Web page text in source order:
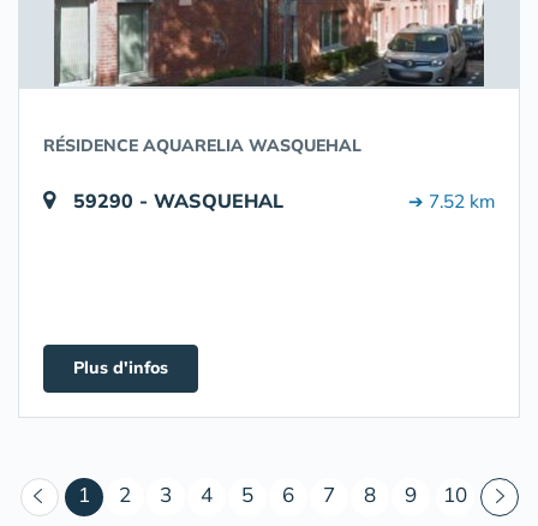
RÉSIDENCE AQUARELIA WASQUEHAL
59290 - WASQUEHAL ➔ 7.52 km
Plus d'infos
1 (courant)
2 3 4 5 6 7 8 9 10